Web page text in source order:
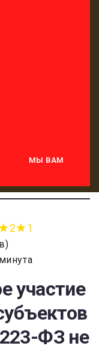
МЫ ВАМ
2 1
)
участие
ФЗ не